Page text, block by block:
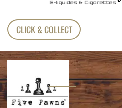
CLICK & COLLECT